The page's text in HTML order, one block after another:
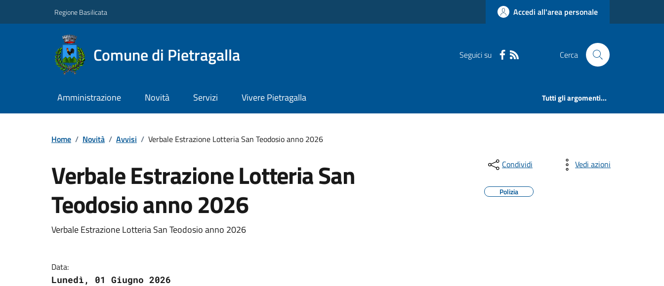
Regione Basilicata Accedi all'area personale
Comune di Pietragalla Seguici su Cerca
Amministrazione Novità Servizi Vivere Pietragalla Tutti gli argomenti...
Home / Novità / Avvisi / Verbale Estrazione Lotteria San Teodosio anno 2026
Verbale Estrazione Lotteria San
Teodosio anno 2026
Verbale Estrazione Lotteria San Teodosio anno 2026
Data:
Lunedì, 01 Giugno 2026
Condividi Vedi azioni
Polizia